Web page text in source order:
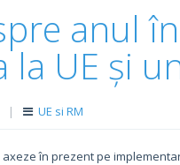
anul
la UE și
| UE si RM
în prezent pe